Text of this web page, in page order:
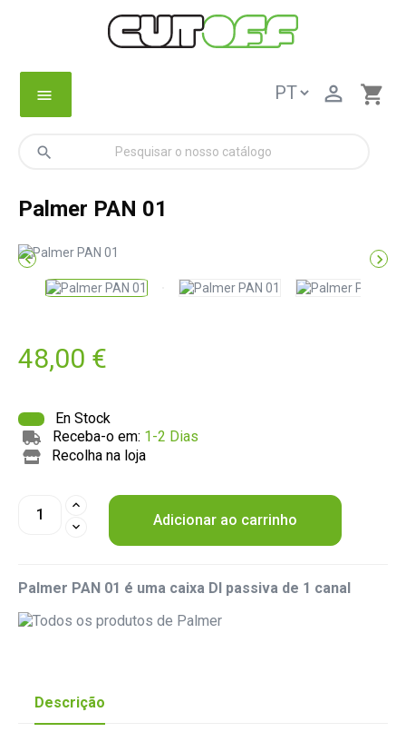
menu shopping_cart

search
Palmer PAN 01
 
48,00 €
En Stock
Receba-o em: 1-2 Dias
Recolha na loja
Adicionar ao carrinho
Palmer PAN 01 é uma caixa DI passiva de 1 canal
Descrição